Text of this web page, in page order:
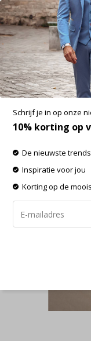
SUMMER SALE: 25%
A Fish Named
(33.301 - 312)
Aan verlanglijst
Schrijf je in op onze
10% korting op
De nieuwste trends
Inspiratie voor jou
Korting op de